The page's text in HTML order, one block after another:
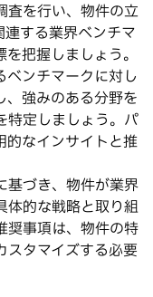
査を行い、物件の立
する業界ベンチマ
把握しましょう。
ベンチマークに対し
、強みのある分野を
特定しましょう。パ
的なインサイトと推
基づき、物件が業界
体的な戦略と取り組
奨事項は、物件の特
スタマイズする必要